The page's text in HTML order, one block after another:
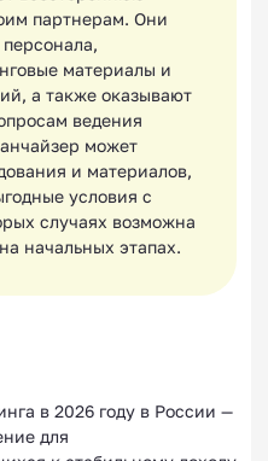
партнерам. Они
материалы и
а также оказывают
ведения
может
и материалов,
условия с
случаях возможна
начальных этапах.
в 2026 году в России —
для